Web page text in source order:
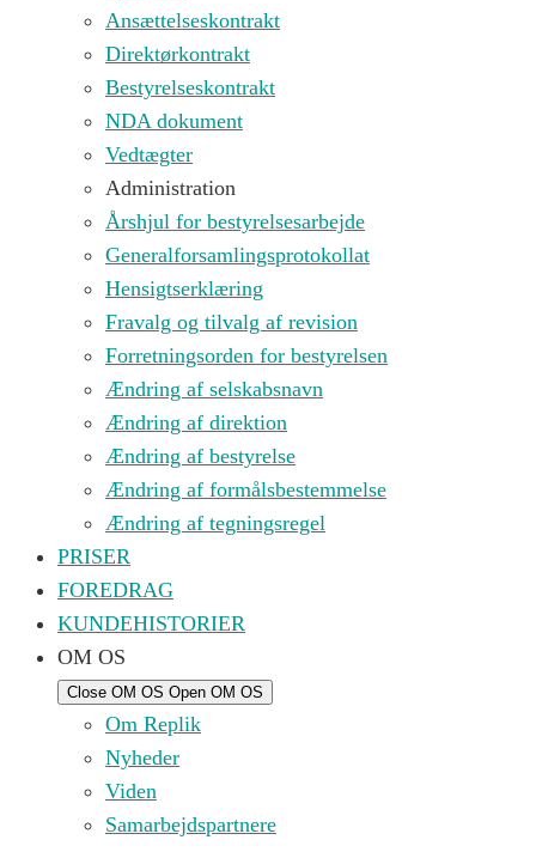
Ansættelseskontrakt
Direktørkontrakt
Bestyrelseskontrakt
NDA dokument
Vedtægter
Administration
Årshjul for bestyrelsesarbejde
Generalforsamlingsprotokollat
Hensigtserklæring
Fravalg og tilvalg af revision
Forretningsorden for bestyrelsen
Ændring af selskabsnavn
Ændring af direktion
Ændring af bestyrelse
Ændring af formålsbestemmelse
Ændring af tegningsregel
PRISER
FOREDRAG
KUNDEHISTORIER
OM OS
Close OM OS Open OM OS
Om Replik
Nyheder
Viden
Samarbejdspartnere